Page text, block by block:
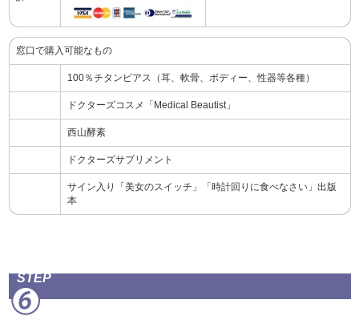
窓口で購入可能なもの
100％チタンピアス（耳、軟骨、ボディー、性器等各種）
ドクターズコスメ「Medical Beautist」
西山酵素
ドクターズサプリメント
サイン入り「美女のスイッチ」「時計回りに食べなさい」出版
本
STEP